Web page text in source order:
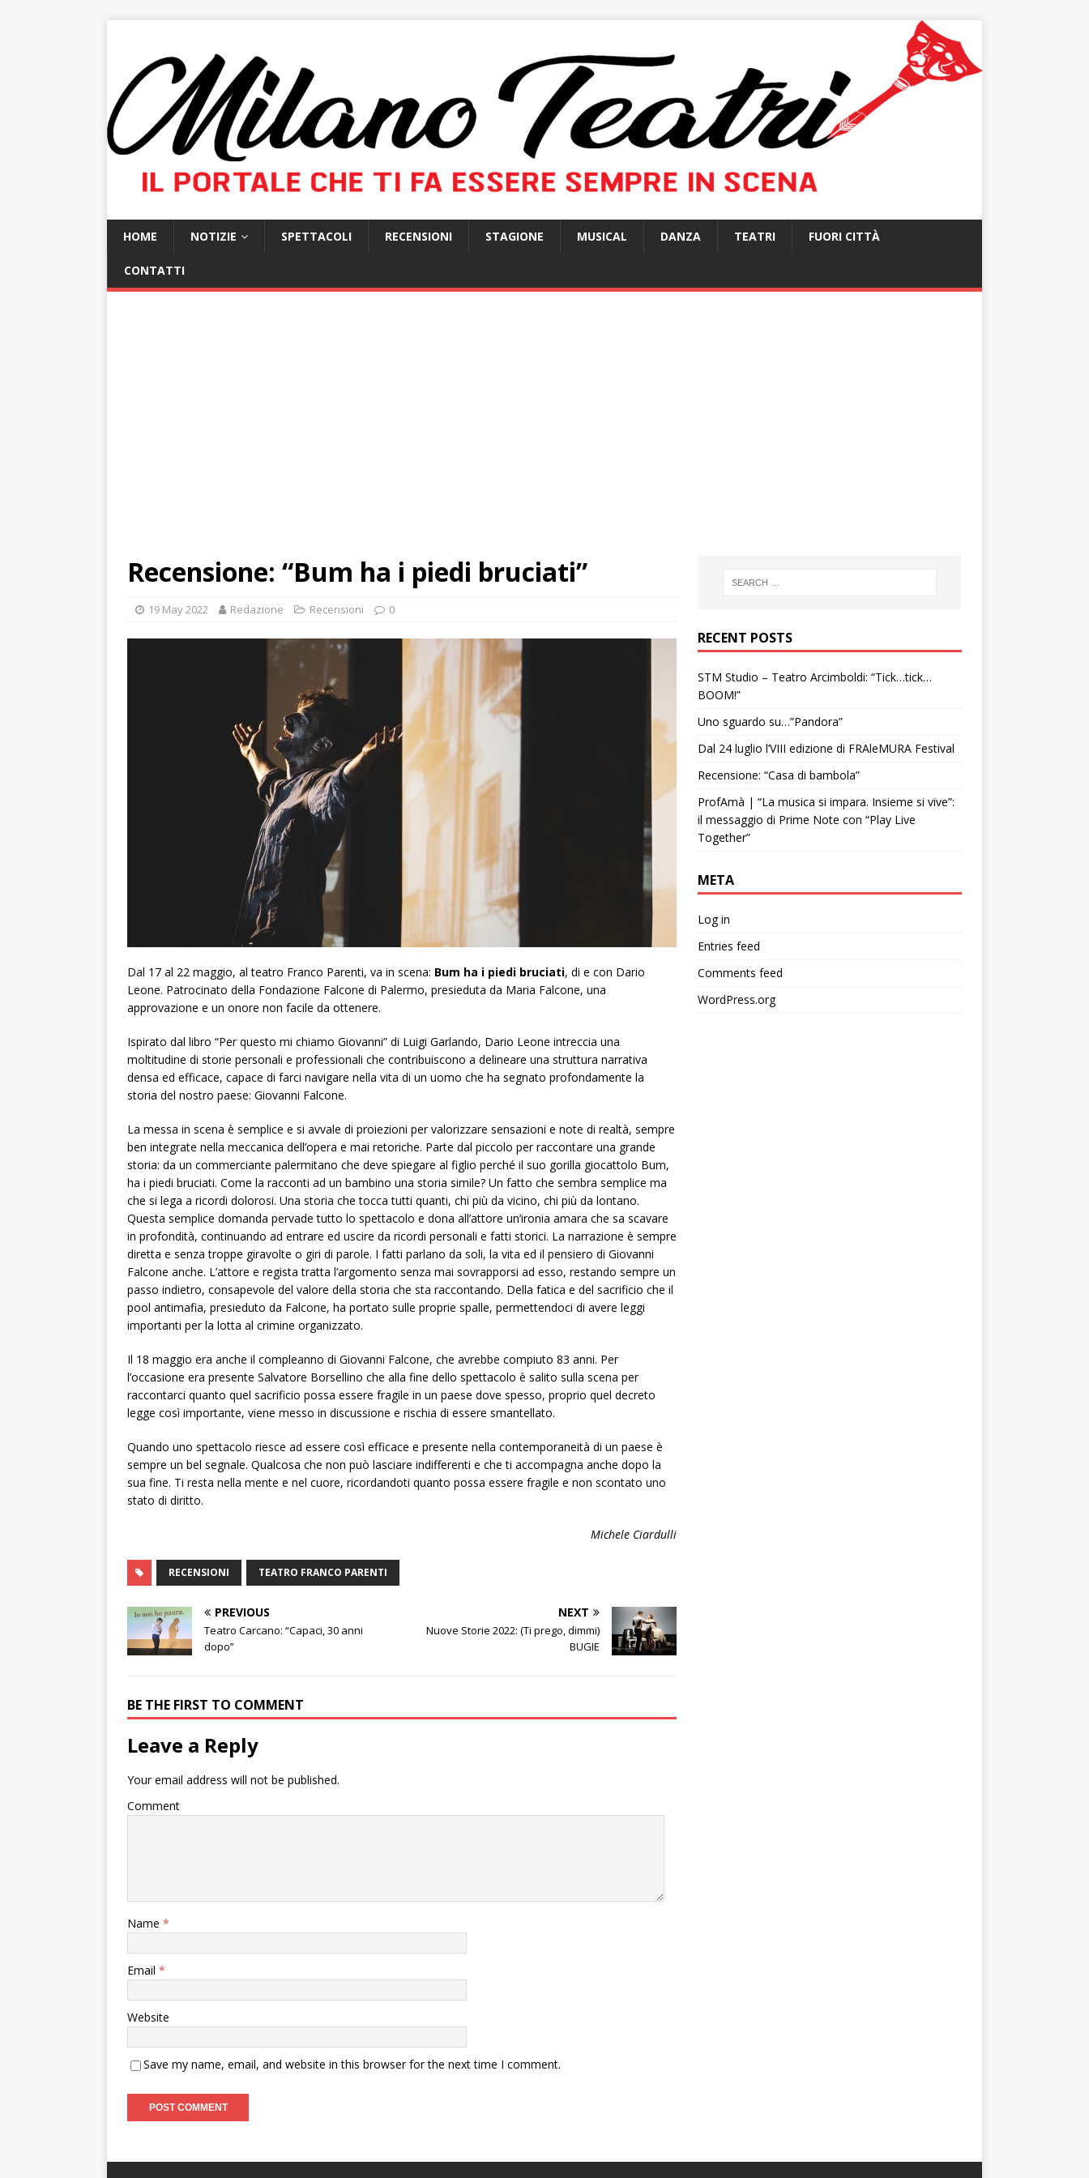
HOME NOTIZIE SPETTACOLI RECENSIONI STAGIONE MUSICAL DANZA TEATRI FUORI CITTÀ
CONTATTI
Recensione: “Bum ha i piedi bruciati”
19 May 2022 Redazione Recensioni 0
Dal 17 al 22 maggio, al teatro Franco Parenti, va in scena: Bum ha i piedi bruciati, di e con Dario
Leone. Patrocinato della Fondazione Falcone di Palermo, presieduta da Maria Falcone, una
approvazione e un onore non facile da ottenere.
Ispirato dal libro “Per questo mi chiamo Giovanni” di Luigi Garlando, Dario Leone intreccia una
moltitudine di storie personali e professionali che contribuiscono a delineare una struttura narrativa
densa ed efficace, capace di farci navigare nella vita di un uomo che ha segnato profondamente la
storia del nostro paese: Giovanni Falcone.
La messa in scena è semplice e si avvale di proiezioni per valorizzare sensazioni e note di realtà, sempre
ben integrate nella meccanica dell’opera e mai retoriche. Parte dal piccolo per raccontare una grande
storia: da un commerciante palermitano che deve spiegare al figlio perché il suo gorilla giocattolo Bum,
ha i piedi bruciati. Come la racconti ad un bambino una storia simile? Un fatto che sembra semplice ma
che si lega a ricordi dolorosi. Una storia che tocca tutti quanti, chi più da vicino, chi più da lontano.
Questa semplice domanda pervade tutto lo spettacolo e dona all’attore un’ironia amara che sa scavare
in profondità, continuando ad entrare ed uscire da ricordi personali e fatti storici. La narrazione è sempre
diretta e senza troppe giravolte o giri di parole. I fatti parlano da soli, la vita ed il pensiero di Giovanni
Falcone anche. L’attore e regista tratta l’argomento senza mai sovrapporsi ad esso, restando sempre un
passo indietro, consapevole del valore della storia che sta raccontando. Della fatica e del sacrificio che il
pool antimafia, presieduto da Falcone, ha portato sulle proprie spalle, permettendoci di avere leggi
importanti per la lotta al crimine organizzato.
Il 18 maggio era anche il compleanno di Giovanni Falcone, che avrebbe compiuto 83 anni. Per
l’occasione era presente Salvatore Borsellino che alla fine dello spettacolo è salito sulla scena per
raccontarci quanto quel sacrificio possa essere fragile in un paese dove spesso, proprio quel decreto
legge così importante, viene messo in discussione e rischia di essere smantellato.
Quando uno spettacolo riesce ad essere così efficace e presente nella contemporaneità di un paese è
sempre un bel segnale. Qualcosa che non può lasciare indifferenti e che ti accompagna anche dopo la
sua fine. Ti resta nella mente e nel cuore, ricordandoti quanto possa essere fragile e non scontato uno
stato di diritto.
Michele Ciardulli
RECENSIONI TEATRO FRANCO PARENTI
PREVIOUS
Teatro Carcano: “Capaci, 30 anni
dopo”
NEXT
Nuove Storie 2022: (Ti prego, dimmi)
BUGIE
BE THE FIRST TO COMMENT
Leave a Reply
Your email address will not be published.
Comment
Name *
Email *
Website
Save my name, email, and website in this browser for the next time I comment.
RECENT POSTS
STM Studio – Teatro Arcimboldi: “Tick…tick…
BOOM!”
Uno sguardo su…”Pandora”
Dal 24 luglio l’VIII edizione di FRAleMURA Festival
Recensione: “Casa di bambola”
ProfAmà | “La musica si impara. Insieme si vive”:
il messaggio di Prime Note con “Play Live
Together”
META
Log in
Entries feed
Comments feed
WordPress.org